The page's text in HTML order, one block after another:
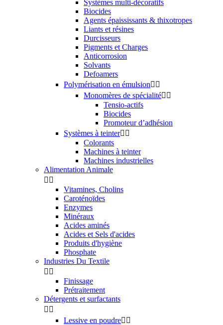
Systèmes multi-décoratifs
Biocides
Agents épaississants & thixotropes
Liants et résines
Durcisseurs
Pigments et Charges
Anticorrosion
Solvants
Defoamers
Polymérisation en émulsion 
Monomères de spécialité 
Tensio-actifs
Biocides
Promoteur d’adhésion
Systèmes à teinter 
Colorants
Machines à teinter
Machines industrielles
Alimentation Animale
 
Vitamines, Cholins
Caroténoïdes
Enzymes
Minéraux
Acides aminés
Acides et Sels d'acides
Produits d'hygiène
Phosphate
Industries Du Textile
 
Finissage
Prétraitement
Détergents et surfactants
 
Lessive en poudre 